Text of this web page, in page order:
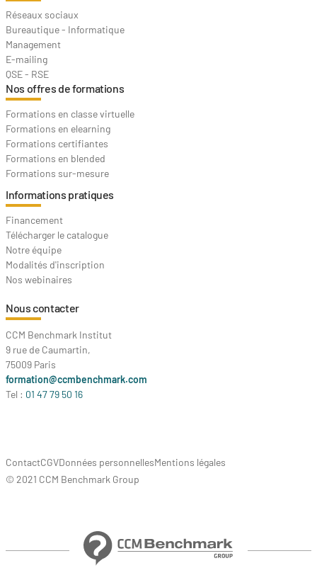
Réseaux sociaux
Bureautique - Informatique
Management
E-mailing
QSE - RSE
Nos offres de formations
Formations en classe virtuelle
Formations en elearning
Formations certifiantes
Formations en blended
Formations sur-mesure
Informations pratiques
Financement
Télécharger le catalogue
Notre équipe
Modalités d'inscription
Nos webinaires
Nous contacter
CCM Benchmark Institut
9 rue de Caumartin,
75009 Paris
formation@ccmbenchmark.com
Tel : 01 47 79 50 16
ContactCGVDonnées personnellesMentions légales
© 2021 CCM Benchmark Group